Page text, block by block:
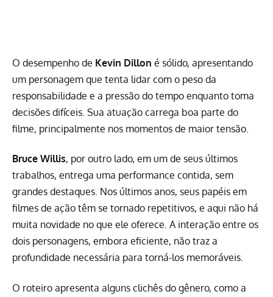
O desempenho de Kevin Dillon é sólido, apresentando
um personagem que tenta lidar com o peso da
responsabilidade e a pressão do tempo enquanto toma
decisões difíceis. Sua atuação carrega boa parte do
filme, principalmente nos momentos de maior tensão.
Bruce Willis, por outro lado, em um de seus últimos
trabalhos, entrega uma performance contida, sem
grandes destaques. Nos últimos anos, seus papéis em
filmes de ação têm se tornado repetitivos, e aqui não há
muita novidade no que ele oferece. A interação entre os
dois personagens, embora eficiente, não traz a
profundidade necessária para torná-los memoráveis.
O roteiro apresenta alguns clichês do gênero, como a